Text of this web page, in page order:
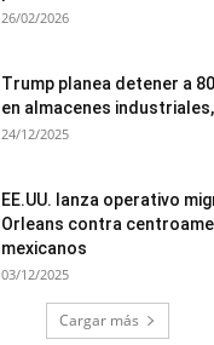
26/02/2026
Trump planea detener a
en almacenes
24/12/2025
EE.UU. lanza operativo
Orleans contra
mexicanos
03/12/2025
Cargar más